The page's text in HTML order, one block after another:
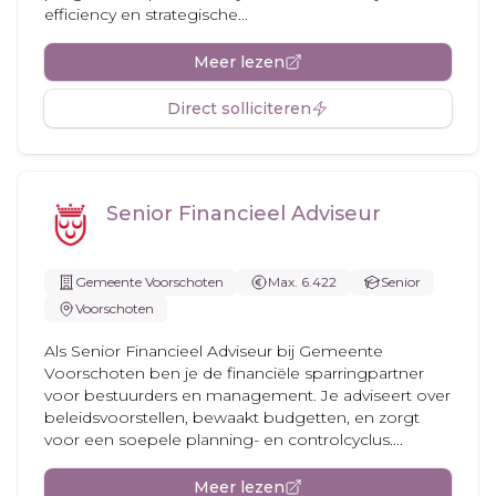
efficiency en strategische...
Meer lezen
Direct solliciteren
Senior Financieel Adviseur
Gemeente Voorschoten Max. 6.422
Senior
Voorschoten
Als Senior Financieel Adviseur bij Gemeente
Voorschoten ben je de financiële sparringpartner
voor bestuurders en management. Je adviseert over
beleidsvoorstellen, bewaakt budgetten, en zorgt
voor een soepele planning- en controlcyclus....
Meer lezen